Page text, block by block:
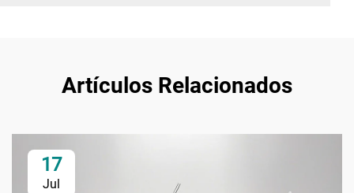
Artículos Relacionados
17
Jul